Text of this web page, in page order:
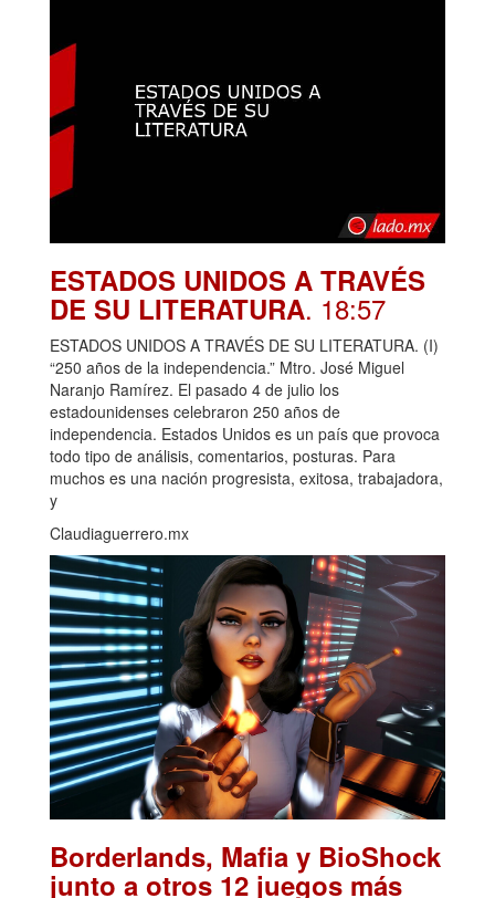
ESTADOS UNIDOS A TRAVÉS
DE SU LITERATURA. 18:57
ESTADOS UNIDOS A TRAVÉS DE SU LITERATURA. (I)
“250 años de la independencia.” Mtro. José Miguel
Naranjo Ramírez. El pasado 4 de julio los
estadounidenses celebraron 250 años de
independencia. Estados Unidos es un país que provoca
todo tipo de análisis, comentarios, posturas. Para
muchos es una nación progresista, exitosa, trabajadora,
y
Claudiaguerrero.mx
Borderlands, Mafia y BioShock
junto a otros 12 juegos más